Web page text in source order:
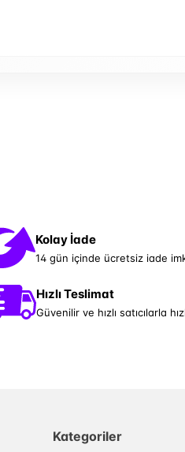
Kolay İade
14 gün içinde ücretsiz iade
Hızlı Teslimat
Güvenilir ve hızlı satıcılarla
Kategoriler